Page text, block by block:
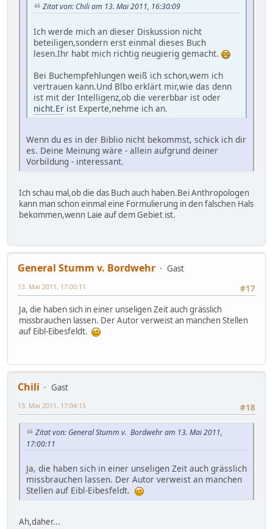
Zitat von: Chili am 13. Mai 2011, 16:30:09
Ich werde mich an dieser Diskussion nicht
beteiligen,sondern erst einmal dieses Buch
lesen.Ihr habt mich richtig neugierig gemacht.
Bei Buchempfehlungen weiß ich schon,wem ich
vertrauen kann.Und Blbo erklärt mir,wie das denn
ist mit der Intelligenz,ob die vererbbar ist oder
nicht.Er ist Experte,nehme ich an.
Wenn du es in der Biblio nicht bekommst, schick ich dir
es. Deine Meinung wäre - allein aufgrund deiner
Vorbildung - interessant.
Ich schau mal,ob die das Buch auch haben.Bei Anthropologen
kann man schon einmal eine Formulierung in den falschen Hals
bekommen,wenn Laie auf dem Gebiet ist.
General Stumm v. Bordwehr
Gast
#17
13. Mai 2011, 17:00:11
Ja, die haben sich in einer unseligen Zeit auch grässlich
missbrauchen lassen. Der Autor verweist an manchen Stellen
auf Eibl-Eibesfeldt.
Chili
Gast
#18
13. Mai 2011, 17:04:15
Zitat von: General Stumm v. Bordwehr am 13. Mai 2011,
17:00:11
Ja, die haben sich in einer unseligen Zeit auch grässlich
missbrauchen lassen. Der Autor verweist an manchen
Stellen auf Eibl-Eibesfeldt.
Ah,daher...